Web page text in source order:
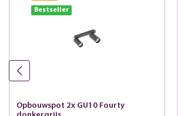
Bestseller
Opbouwspot 2x GU10 Fourty